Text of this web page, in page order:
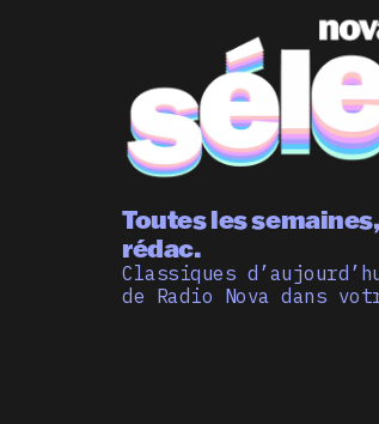
Toutes les
rédac.
Classiques
de Radio Nova dans